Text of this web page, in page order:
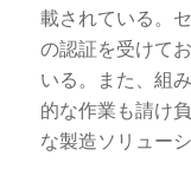
載されている。
の認証を受けて
いる。また、組
的な作業も請け
な製造ソリュー